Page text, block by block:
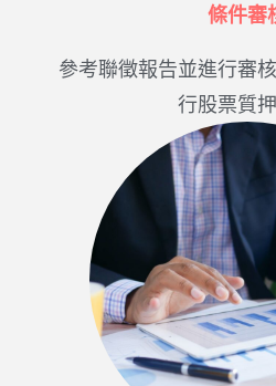
條件審
參考聯徵報告並進行審
行股票質